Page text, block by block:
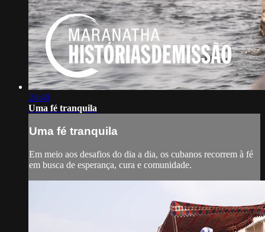
24:40
Uma fé tranquila
Uma fé tranquila
Em meio aos desafios do dia a dia, os cubanos recorrem à fé
em busca de esperança, cura e comunidade.